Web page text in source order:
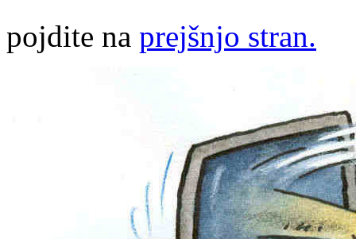
pojdite na prejšnjo stran.